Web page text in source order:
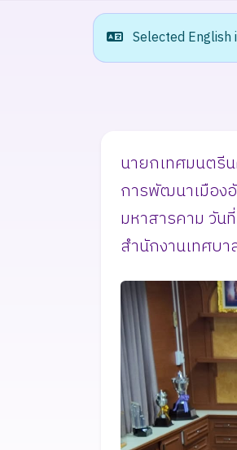
Selected
นายกเทศมนตรี
การพัฒนาเมือง
มหาสารคาม วัน
สำนักงานเทศบ